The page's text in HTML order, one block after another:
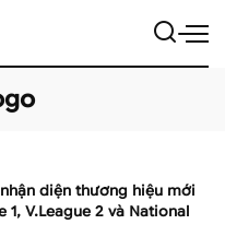
diện thương hiệu mới
1, V.League 2 và National